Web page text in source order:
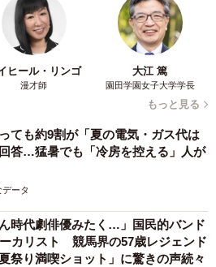
ヒール・リンゴ
漫才師
大江 篤
園田学園女子大学学長
もっと見る
ても約9割が「夏の電気・ガス代は
答…猛暑でも「冷房を控える」人が
データ
ん時代劇俳優みたく…」国民的バンド
カリスト 競馬界の57歳レジェンド
祭り満喫ショット」に驚きの声続々